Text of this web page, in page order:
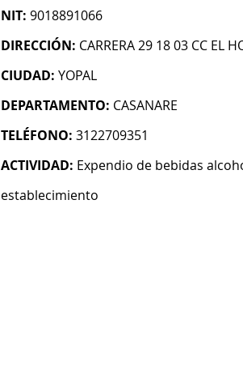
NIT: 9018891066
DIRECCIÓN: CARRERA 29 18 03 CC EL
CIUDAD: YOPAL
DEPARTAMENTO: CASANARE
TELÉFONO: 3122709351
ACTIVIDAD: Expendio de bebidas
establecimiento